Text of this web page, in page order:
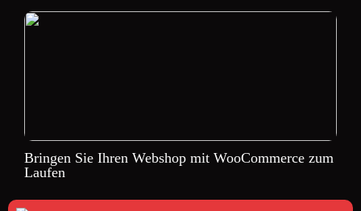
Bringen Sie Ihren Webshop mit WooCommerce zum
Laufen